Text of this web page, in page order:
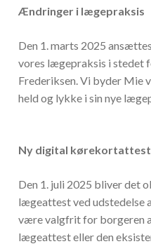
Ændringer i lægepraksis
Den 1. marts 2025
vores lægepraksis i stedet
Frederiksen. Vi byder Mie
held og lykke i sin nye
Ny digital kørekortattest
Den 1. juli 2025 bliver det
lægeattest ved udstedelse
være valgfrit for borgeren
lægeattest eller den